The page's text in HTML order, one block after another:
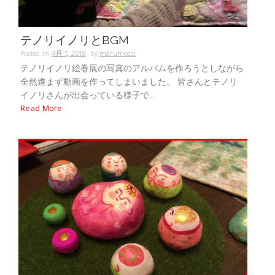
テノリイノリとBGM
Posted on 4月 5, 2018 bymarumocci
テノリイノリ絵巻展の写真のアルバムを作ろうとしながら
全然進まず動画を作ってしまいました。 皆さんとテノリ
イノリさんが出会っている様子で...
Read More